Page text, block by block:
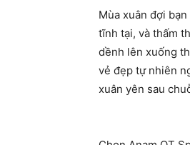
Mùa xuân đợi
tĩnh tại, và thấm
dềnh lên xuống
vẻ đẹp tự nhiên
xuân yên sau